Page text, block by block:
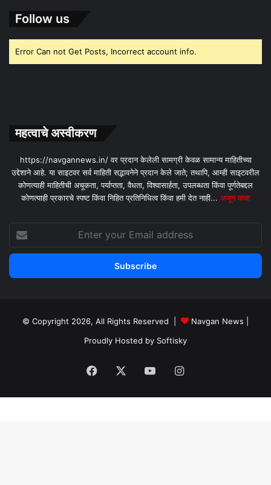
Follow us
Error Can not Get Posts, Incorrect account info.
महत्वाचे अस्वीकरण
https://navgannews.in/ वर प्रदान केलेली सामग्री केवळ सामान्य माहितीच्या
उद्देशाने आहे. या साइटवर सर्व माहिती सद्भावनेने प्रदान केले जाते; तथापि, आम्ही साइटवरील
कोणत्याही माहितीची अचूकता, पर्याप्तता, वैधता, विश्वासार्हता, उपलब्धता किंवा पूर्णतेबद्दल
कोणत्याही प्रकारचे स्पष्ट किंवा निहित प्रतिनिधित्व किंवा हमी देत ​​नाही... अजून वाचा
your
Email
© Copyright 2026, All Rights Reserved | Navgan News
Proudly Hosted by Softisky
Facebook YouTubeInstagram